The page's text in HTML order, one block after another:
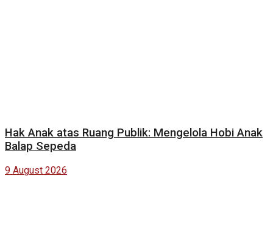
Hak Anak atas Ruang Publik: Mengelola Hobi Anak
Balap Sepeda
9 August 2026